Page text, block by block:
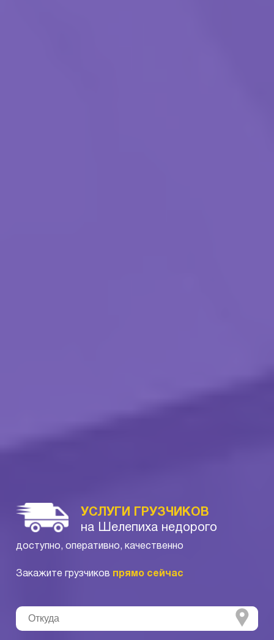
УСЛУГИ ГРУЗЧИКОВ
на Шелепиха недорого
доступно, оперативно, качественно
Закажите грузчиков прямо сейчас